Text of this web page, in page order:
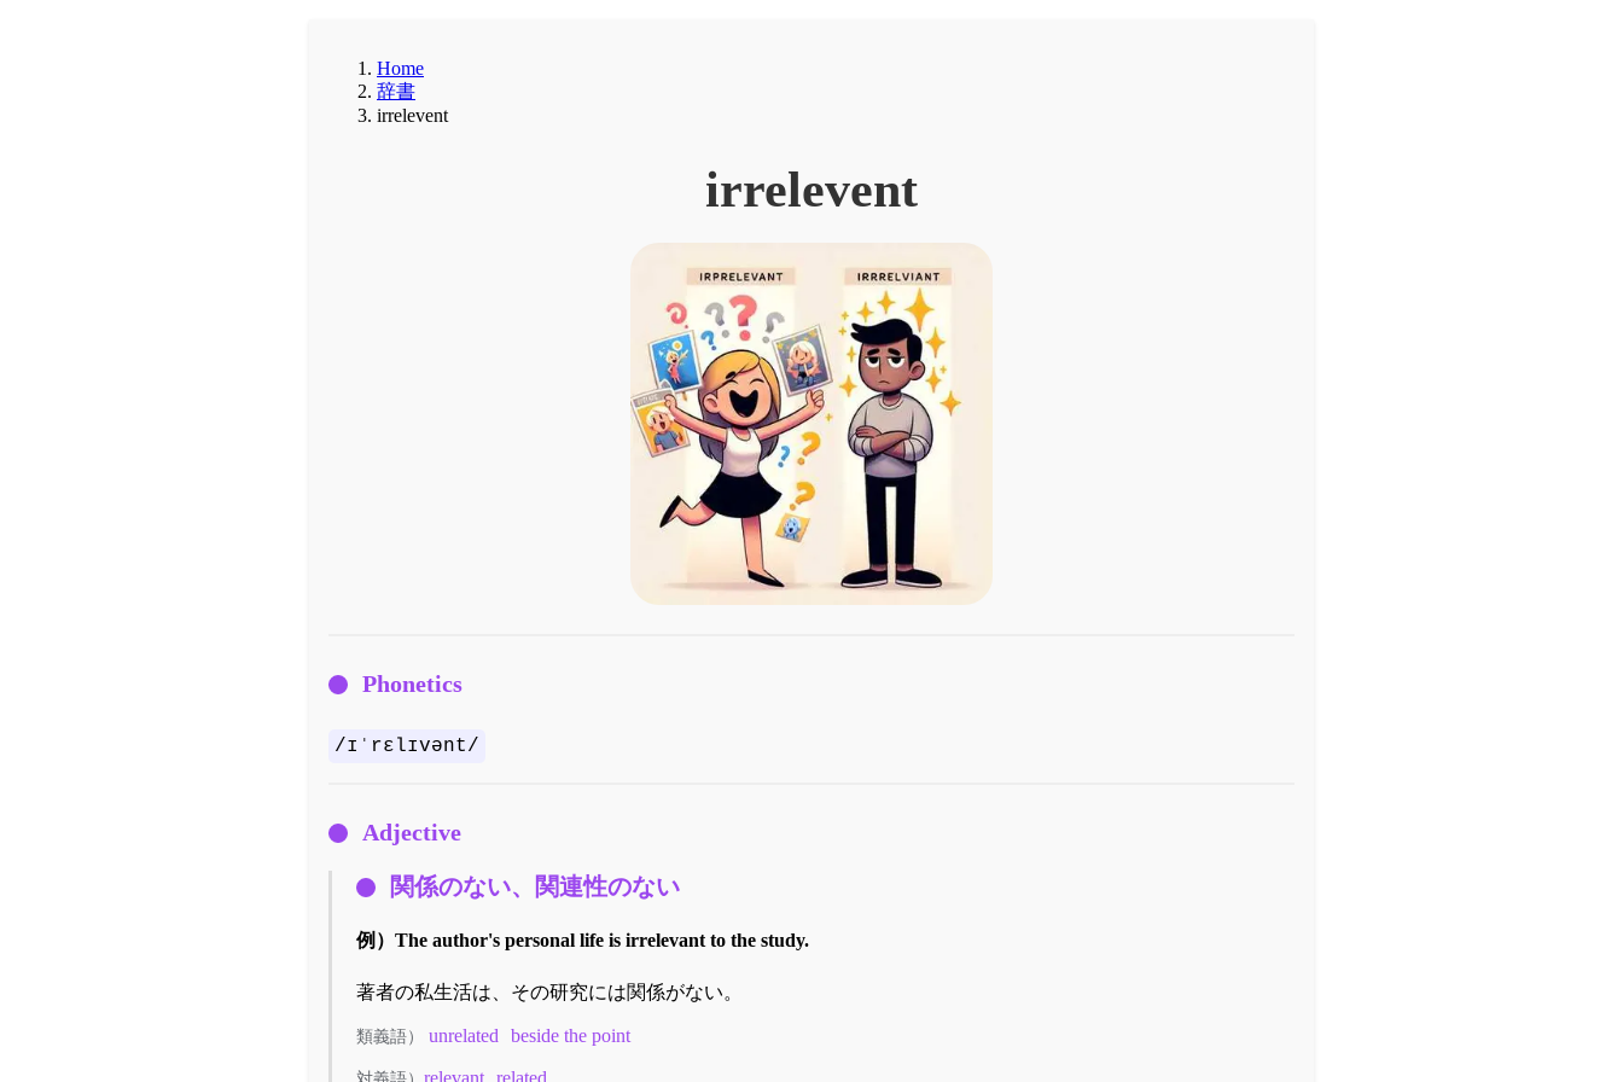
Home
辞書
irrelevent
irrelevent
Phonetics
/ɪˈrɛlɪvənt/
Adjective
関係のない、関連性のない
例） The author's personal life is irrelevant to the study.
著者の私生活は、その研究には関係がない。
類義語） unrelated beside the point
relevant related